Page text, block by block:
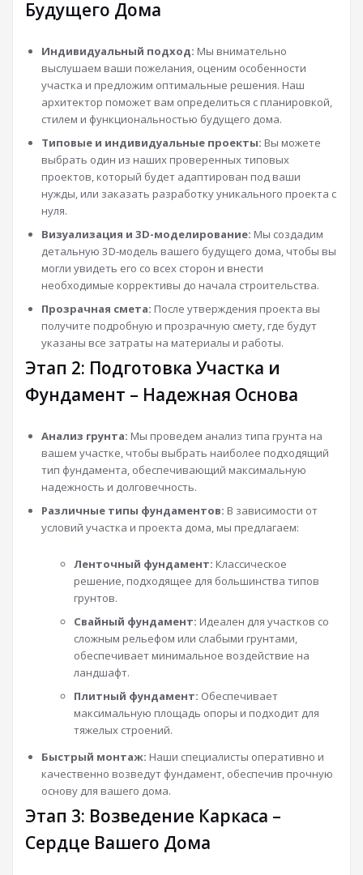
Будущего Дома
Индивидуальный подход: Мы внимательно
выслушаем ваши пожелания, оценим особенности
участка и предложим оптимальные решения. Наш
архитектор поможет вам определиться с планировкой,
стилем и функциональностью будущего дома.
Типовые и индивидуальные проекты: Вы можете
выбрать один из наших проверенных типовых
проектов, который будет адаптирован под ваши
нужды, или заказать разработку уникального проекта с
нуля.
Визуализация и 3D-моделирование: Мы создадим
детальную 3D-модель вашего будущего дома, чтобы вы
могли увидеть его со всех сторон и внести
необходимые коррективы до начала строительства.
Прозрачная смета: После утверждения проекта вы
получите подробную и прозрачную смету, где будут
указаны все затраты на материалы и работы.
Этап 2: Подготовка Участка и
Фундамент – Надежная Основа
Анализ грунта: Мы проведем анализ типа грунта на
вашем участке, чтобы выбрать наиболее подходящий
тип фундамента, обеспечивающий максимальную
надежность и долговечность.
Различные типы фундаментов: В зависимости от
условий участка и проекта дома, мы предлагаем:
Ленточный фундамент: Классическое
решение, подходящее для большинства типов
грунтов.
Свайный фундамент: Идеален для участков со
сложным рельефом или слабыми грунтами,
обеспечивает минимальное воздействие на
ландшафт.
Плитный фундамент: Обеспечивает
максимальную площадь опоры и подходит для
тяжелых строений.
Быстрый монтаж: Наши специалисты оперативно и
качественно возведут фундамент, обеспечив прочную
основу для вашего дома.
Этап 3: Возведение Каркаса –
Сердце Вашего Дома